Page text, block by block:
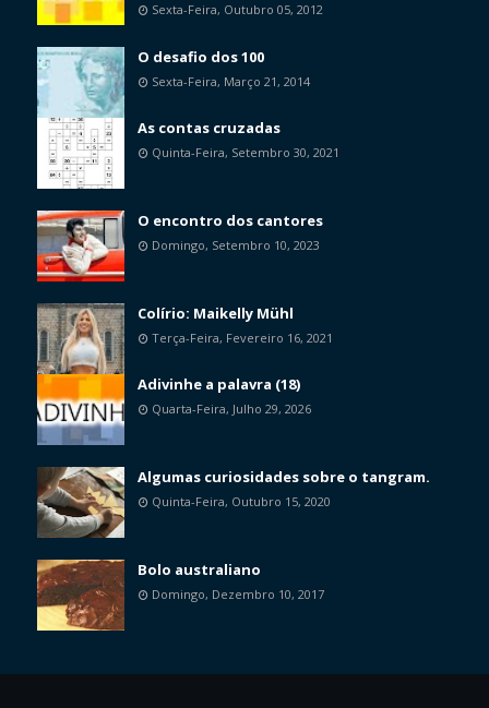
Sexta-Feira, Outubro 05, 2012
O desafio dos 100
Sexta-Feira, Março 21, 2014
As contas cruzadas
Quinta-Feira, Setembro 30, 2021
O encontro dos cantores
Domingo, Setembro 10, 2023
Colírio: Maikelly Mühl
Terça-Feira, Fevereiro 16, 2021
Adivinhe a palavra (18)
Quarta-Feira, Julho 29, 2026
Algumas curiosidades sobre o tangram.
Quinta-Feira, Outubro 15, 2020
Bolo australiano
Domingo, Dezembro 10, 2017